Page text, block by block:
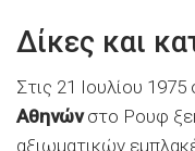
Δίκες και
Στις 21 Ιουλίου 1975
Αθηνώνστο Ρουφ
αξιωματικών